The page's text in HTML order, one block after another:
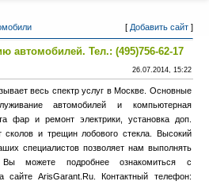
[ Добавить сайт]
автомобилей. Тел.: (495)756-62-17
26.07.2014, 15:22
весь спектр услуг в Москве. Основные
автомобилей и компьютерная
фар и ремонт электрики, установка доп.
сколов и трещин лобового стекла. Высокий
специалистов позволяет нам выполнять
можете подробнее ознакомиться с
сайте ArisGarant.Ru. Контактный телефон: